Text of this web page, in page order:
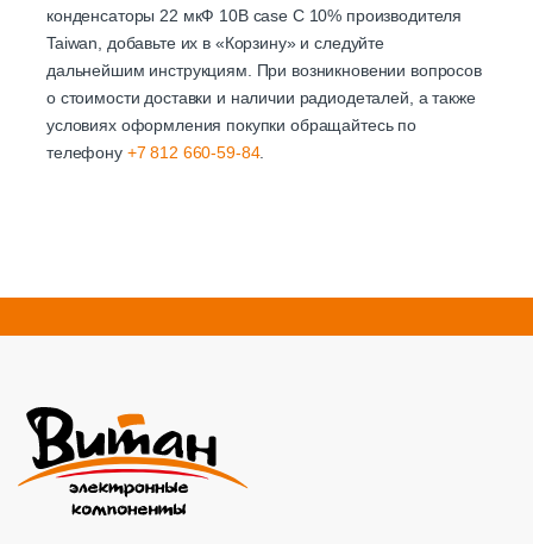
конденсаторы 22 мкФ 10В case C 10% производителя
Taiwan, добавьте их в «Корзину» и следуйте
дальнейшим инструкциям. При возникновении вопросов
о стоимости доставки и наличии радиодеталей, а также
условиях оформления покупки обращайтесь по
телефону +7 812 660-59-84.